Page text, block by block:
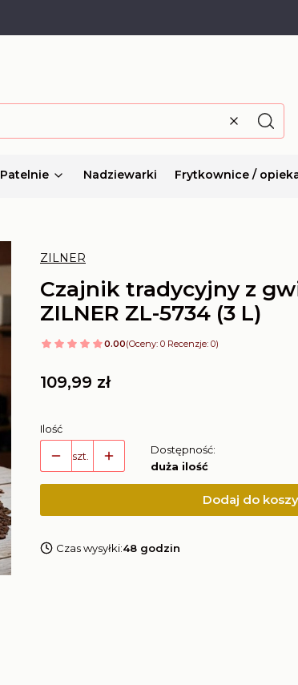
WyczyśćSzukaj
Patelnie Nadziewarki Frytkownice /
ZILNER
Czajnik tradycyjny z
ZILNER ZL-5734 (3 L)
0.00(Oceny: 0 Recenzje: 0)
Cena
109,99 zł
Ilość
szt.
Dostępność:
duża ilość
Dodaj do
Czas wysyłki:48 godzin